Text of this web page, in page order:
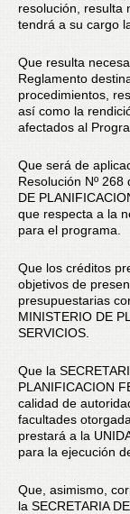
resolución, resulta
tendrá a su cargo
Que resulta
Reglamento
procedimientos,
así como la
afectados al
Que será de
Resolución Nº
DE
que respecta a la
para el programa.
Que los créditos
objetivos de
presupuestarias
MINISTERIO DE
SERVICIOS.
Que la
PLANIFICACION
calidad de
facultades
prestará a la
para la ejecución
Que, asimismo,
la SECRETARIA